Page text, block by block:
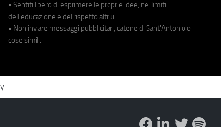
• Sentiti libero di esprimere le proprie idee, nei limiti
dell'educazione e del rispetto altrui.
• Non inviare messaggi pubblicitari, catene di Sant'Antonio o
cose simili.